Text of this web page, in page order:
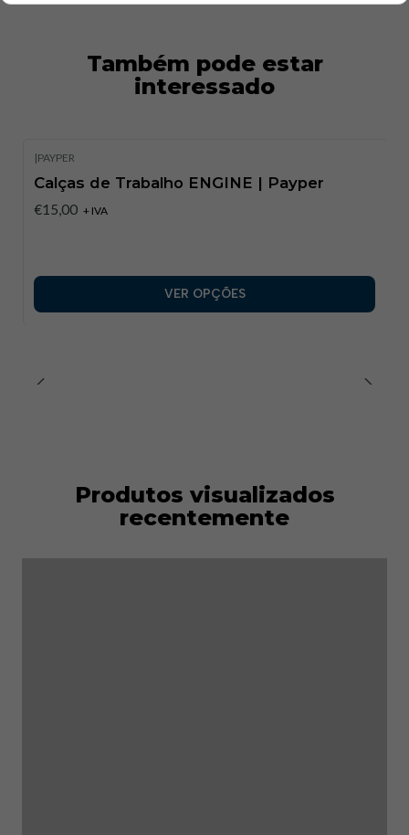
Acabamento:Stonewash para um aspeto desgastado
Costuras:Tripla agulha nas zonas de maior desgaste
Tamanhos Disponíveis:S a XXL
Também pode estar
interessado
|PAYPER
Calças de Trabalho ENGINE | Payper​
€15,00 + IVA
VER OPÇÕES
Produtos visualizados
recentemente